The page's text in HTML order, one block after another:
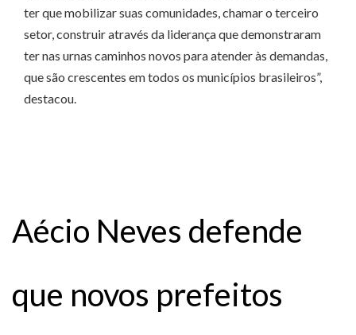
ter que mobilizar suas comunidades, chamar o terceiro
setor, construir através da liderança que demonstraram
ter nas urnas caminhos novos para atender às demandas,
que são crescentes em todos os municípios brasileiros”,
destacou.
Aécio Neves defende
que novos prefeitos